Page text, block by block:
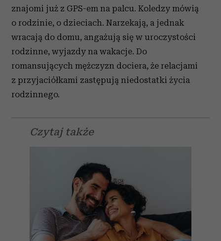
znajomi już z GPS-em na palcu. Koledzy mówią
o rodzinie, o dzieciach. Narzekają, a jednak
wracają do domu, angażują się w uroczystości
rodzinne, wyjazdy na wakacje. Do
romansujących mężczyzn dociera, że relacjami
z przyjaciółkami zastępują niedostatki życia
rodzinnego.
Czytaj także